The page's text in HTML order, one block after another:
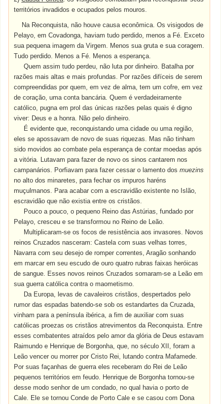
territórios invadidos e ocupados pelos mouros.
Na Reconquista, não houve causa econômica. Os visigodos de
Pelayo, em Covadonga, haviam tudo perdido, menos a Fé. Exceto
sua pequena imagem da Virgem. Menos sua gruta e sua coragem.
Tudo perdido. Menos a Fé. Menos a esperança.
Quem assim tudo perdeu, não luta por dinheiro. Batalha por
razões mais altas e mais profundas. Por razões difíceis de serem
compreendidas por quem, em vez de alma, tem um cofre, em vez
de coração, uma conta bancária. Quem é verdadeiramente
católico, pugna em prol das únicas razões pelas quais é digno
viver: Deus e a honra. Não pelo dinheiro.
É evidente que, reconquistando uma cidade ou uma região,
eles se apossavam de novo de suas riquezas. Mas não tinham
sido movidos ao combate pela esperança de contar moedas após
a vitória. Lutavam para fazer de novo os sinos cantarem nos
campanários. Porfiavam para fazer cessar o lamento dosmuezins
no alto dos minaretes, para fechar os impuros haréns
muçulmanos. Para acabar com a escravidão existente no Islão,
escravidão que não existia entre os cristãos.
Pouco a pouco, o pequeno Reino das Astúrias, fundado por
Pelayo, cresceu e se transformou no Reino de Leão.
Multiplicaram-se os focos de resistência aos invasores. Novos
reinos Cruzados nasceram: Castela com suas velhas torres,
Navarra com seu desejo de romper correntes, Aragão sonhando
em marcar em seu escudo de ouro quatro rubras faixas heróicas
de sangue. Esses novos reinos Cruzados somaram-se a Leão em
sua guerra católica contra o maometismo.
Da Europa, levas de cavaleiros cristãos, despertados pelo
rumor das espadas batendo-se sob os estandartes da Cruzada,
vinham para a península ibérica, a fim de auxiliar com suas
católicas proezas os cristãos atrevimentos da Reconquista. Entre
esses combatentes atraídos pelo amor da glória de Deus estavam
Raimundo e Henrique de Borgonha, que, no século XII, foram a
Leão vencer ou morrer por Cristo Rei, lutando contra Mafamede.
Por suas façanhas de guerra eles receberam do Rei de Leão
pequenos territórios em feudo. Henrique de Borgonha tornou-se
desse modo senhor de um condado, no qual havia o porto de
Cale. Ele se tornou Conde de Porto Cale e se casou com Dona